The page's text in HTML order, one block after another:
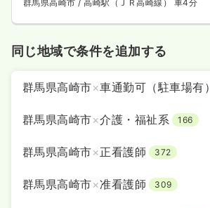
群馬県高崎市 / 高崎駅（ＪＲ高崎線） 車4分
同じ地域で条件を追加する
群馬県高崎市×車通勤可（駐車場有）
群馬県高崎市×介護・福祉系 166
群馬県高崎市×正看護師 372
群馬県高崎市×准看護師 309